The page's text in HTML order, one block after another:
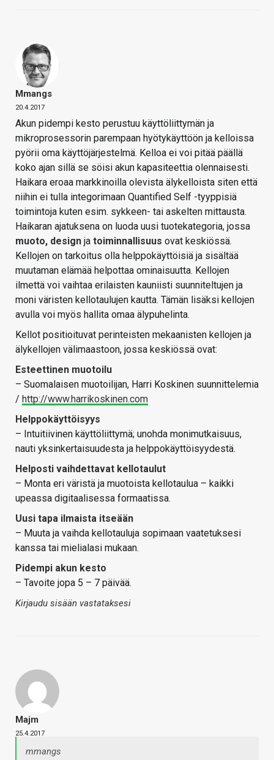
Mmangs
20.4.2017
Akun pidempi kesto perustuu käyttöliittymän ja
mikroprosessorin parempaan hyötykäyttöön ja kelloissa
pyörii oma käyttöjärjestelmä. Kelloa ei voi pitää päällä
koko ajan sillä se söisi akun kapasiteettia olennaisesti.
Haikara eroaa markkinoilla olevista älykelloista siten että
niihin ei tulla integorimaan Quantified Self -tyyppisiä
toimintoja kuten esim. sykkeen- tai askelten mittausta.
Haikaran ajatuksena on luoda uusi tuotekategoria, jossa
muoto, design ja toiminnallisuus ovat keskiössä.
Kellojen on tarkoitus olla helppokäyttöisiä ja sisältää
muutaman elämää helpottaa ominaisuutta. Kellojen
ilmettä voi vaihtaa erilaisten kauniisti suunniteltujen ja
moni väristen kellotaulujen kautta. Tämän lisäksi kellojen
avulla voi myös hallita omaa älypuhelinta.
Kellot positioituvat perinteisten mekaanisten kellojen ja
älykellojen välimaastoon, jossa keskiössä ovat:
Esteettinen muotoilu
– Suomalaisen muotoilijan, Harri Koskinen suunnittelemia
/ http://www.harrikoskinen.com
Helppokäyttöisyys
– Intuitiivinen käyttöliittymä; unohda monimutkaisuus,
nauti yksinkertaisuudesta ja helppokäyttöisyydestä.
Helposti vaihdettavat kellotaulut
– Monta eri väristä ja muotoista kellotaulua – kaikki
upeassa digitaalisessa formaatissa.
Uusi tapa ilmaista itseään
– Muuta ja vaihda kellotauluja sopimaan vaatetuksesi
kanssa tai mielialasi mukaan.
Pidempi akun kesto
– Tavoite jopa 5 – 7 päivää.
Kirjaudu sisään vastataksesi
Majm
25.4.2017
mmangs